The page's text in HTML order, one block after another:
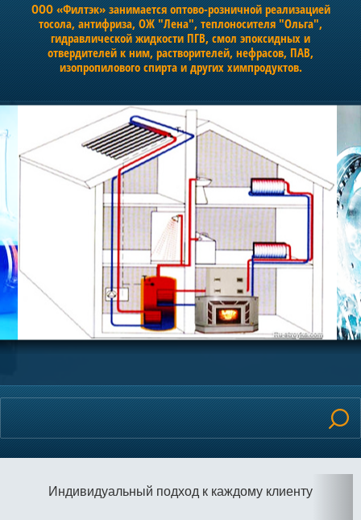
ООО «Филтэк» занимается оптово-розничной реализацией
тосола, антифриза, ОЖ "Лена", теплоносителя "Ольга",
гидравлической жидкости ПГВ, смол эпоксидных и
отвердителей к ним, растворителей, нефрасов, ПАВ,
изопропилового спирта и других химпродуктов.
Индивидуальный подход к каждому клиенту